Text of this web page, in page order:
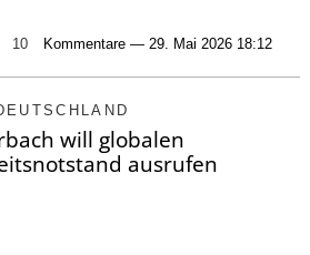
10 Kommentare — 29. Mai 2026 18:12
will globalen
ausrufen